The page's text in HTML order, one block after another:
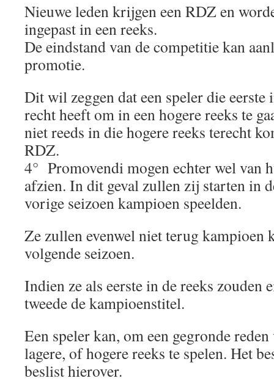
Nieuwe leden krijgen een RDZ en
ingepast in een reeks.
De eindstand van de competitie kan
promotie.
Dit wil zeggen dat een speler die
recht heeft om in een hogere reeks te
niet reeds in die hogere reeks terecht
RDZ.
4° Promovendi mogen echter wel van
afzien. In dit geval zullen zij starten in
vorige seizoen kampioen speelden.
Ze zullen evenwel niet terug kampioen
volgende seizoen.
Indien ze als eerste in de reeks zouden
tweede de kampioenstitel.
Een speler kan, om een gegronde
lagere, of hogere reeks te spelen. Het
beslist hierover.